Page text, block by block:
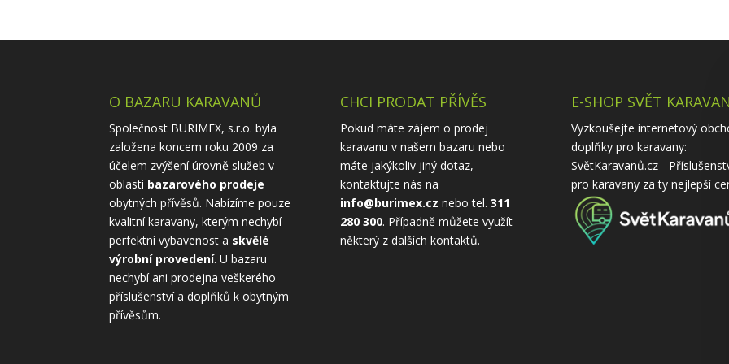
O BAZARU KARAVANŮ
Společnost BURIMEX, s.r.o. byla
založena koncem roku 2009 za
účelem zvýšení úrovně služeb v
oblasti bazarového prodeje
obytných přívěsů. Nabízíme pouze
kvalitní karavany, kterým nechybí
perfektní vybavenost a skvělé
výrobní provedení. U bazaru
nechybí ani prodejna veškerého
příslušenství a doplňků k obytným
přívěsům.
CHCI PRODAT PŘÍVĚS
Pokud máte zájem o prodej
karavanu v našem bazaru nebo
máte jakýkoliv jiný dotaz,
kontaktujte nás na
info@burimex.cz nebo tel. 311
280 300. Případně můžete využít
některý z dalších kontaktů.
E-SHOP SVĚT
Vyzkoušejte internetový
doplňky pro karavany:
SvětKaravanů.cz -
pro karavanyza ty nejlepší